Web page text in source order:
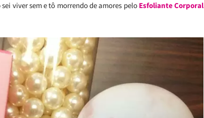
viver sem e tô morrendo de amores pelo Esfoliante Corporal